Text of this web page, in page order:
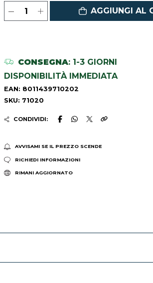
AGGIUNGI AL
CONSEGNA: 1-3 GIORNI
DISPONIBILITÀ IMMEDIATA
EAN: 8011439710202
SKU: 71020
CONDIVIDI:
AVVISAMI SE IL PREZZO SCENDE
RICHIEDI INFORMAZIONI
RIMANI AGGIORNATO